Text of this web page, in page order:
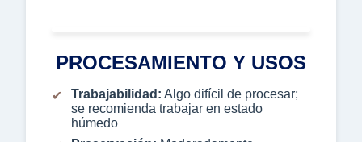
PROCESAMIENTO Y USOS
Trabajabilidad: Algo difícil de procesar;
se recomienda trabajar en estado
húmedo